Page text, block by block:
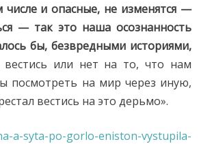
и опасные, не изменятся —
— так это наша осознанность
бы, безвредными историями,
или нет на то, что нам
посмотреть на мир через иную,
вестись на это дерьмо».
a-syta-po-gorlo-eniston-vystupila-